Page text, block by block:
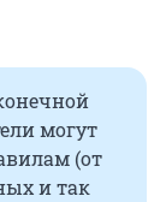
могут
(от
и так